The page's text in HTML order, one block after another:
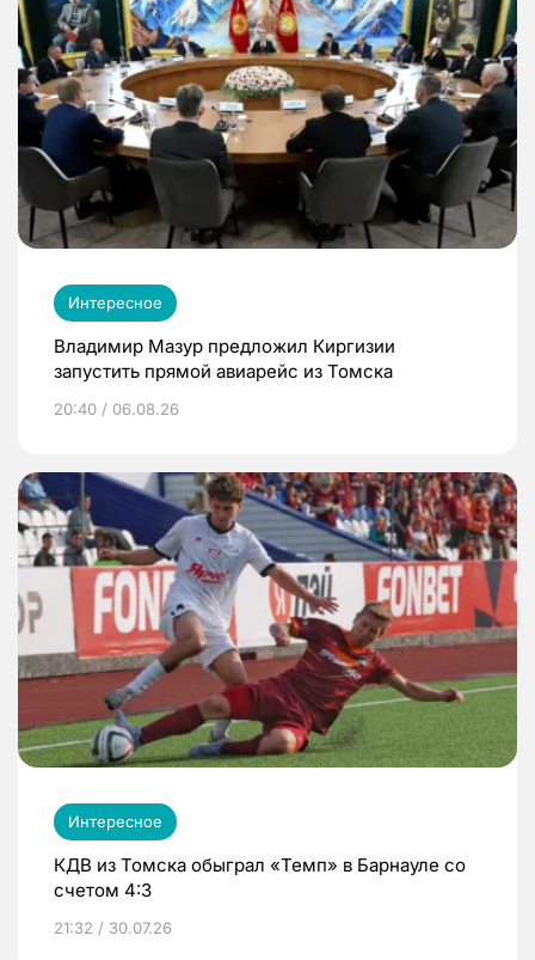
Интересное
Владимир Мазур предложил Киргизии
запустить прямой авиарейс из Томска
20:40 / 06.08.26
Интересное
КДВ из Томска обыграл «Темп» в Барнауле со
счетом 4:3
21:32 / 30.07.26